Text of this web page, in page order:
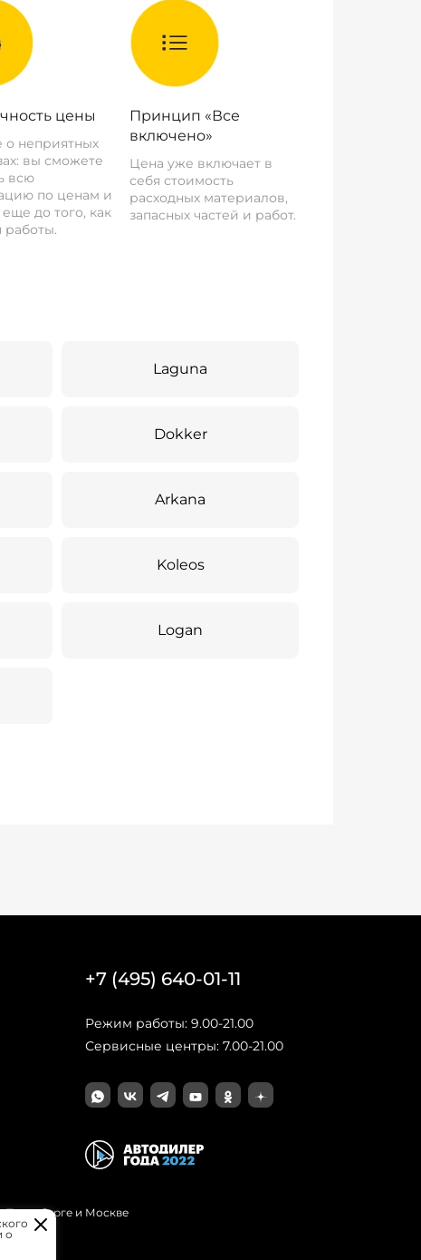
цены
о неприятных
вы сможете
всю
по ценам и
до того, как
работы.
Принцип «Все
включено»
Цена уже включает в
себя стоимость
расходных материалов,
запасных частей и работ.
Laguna
Dokker
Arkana
Koleos
Logan
+7 (495) 640-01-11
Режим работы: 9.00-21.00
Сервисные центры: 7.00-21.00
Петербурге и Москве
о